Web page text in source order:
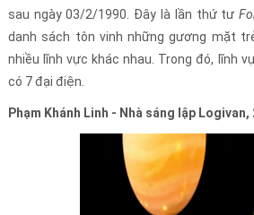
sau ngày 03/2/1990. Đây là lần thứ tư
danh sách tôn vinh những gương mặt
nhiều lĩnh vực khác nhau. Trong đó, lĩnh
có 7 đại điện.
Phạm Khánh Linh - Nhà sáng lập Logivan,